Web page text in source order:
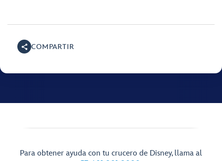
COMPARTIR
Para obtener ayuda con tu crucero de Disney, llama al